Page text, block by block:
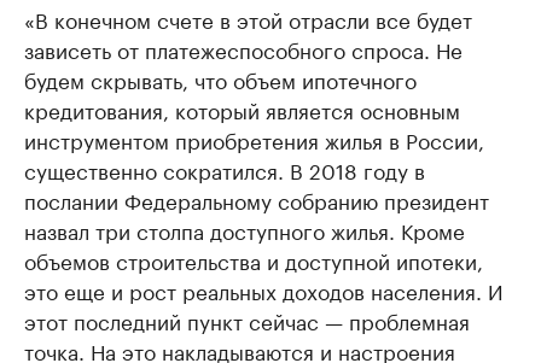
«В конечном счете в этой отрасли все будет
зависеть от платежеспособного спроса. Не
будем скрывать, что объем ипотечного
кредитования, который является основным
инструментом приобретения жилья в России,
существенно сократился. В 2018 году в
послании Федеральному собранию президент
назвал три столпа доступного жилья. Кроме
объемов строительства и доступной ипотеки,
это еще и рост реальных доходов населения. И
этот последний пункт сейчас — проблемная
точка. На это накладываются и настроения